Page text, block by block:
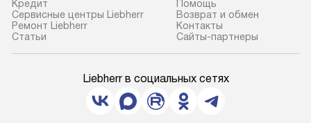
Кредит
Сервисные центры Liebherr
Ремонт Liebherr
Cтатьи
Помощь
Возврат и обмен
Контакты
Сайты-партнеры
Liebherr в социальных сетях